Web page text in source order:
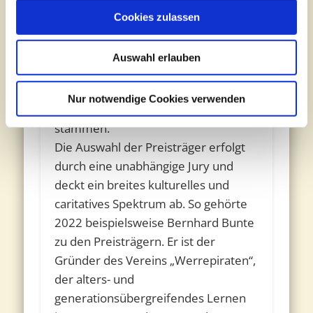
Cookies zulassen
Auswahl erlauben
Nur notwendige Cookies verwenden
Mitmenschen vorschlagen
lassen. Die Vorschläge und
Preisträger sollten aus
unterschiedlichen Regionen des
gesamten Vertriebsgebiets der
Bünting Unternehmensgruppe
stammen.
Die Auswahl der Preisträger erfolgt
durch eine unabhängige Jury und
deckt ein breites kulturelles und
caritatives Spektrum ab. So gehörte
2022 beispielsweise Bernhard Bunte
zu den Preisträgern. Er ist der
Gründer des Vereins „Werrepiraten“,
der alters- und
generationsübergreifendes Lernen